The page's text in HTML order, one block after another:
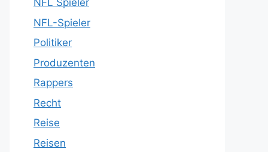
NFL Spieler
NFL-Spieler
Politiker
Produzenten
Rappers
Recht
Reise
Reisen